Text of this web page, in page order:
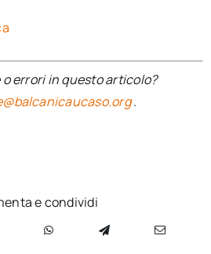
errori in questo articolo?
.
e condividi